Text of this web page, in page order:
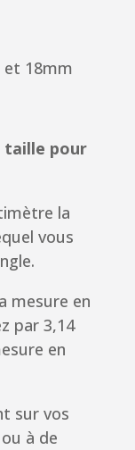
et 18mm
taille pour
la
vous
mesure en
par 3,14
en
sur vos
à de